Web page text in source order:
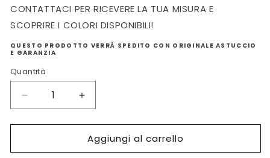
CONTATTACI PER RICEVERE LA TUA MISURA E
SCOPRIRE I COLORI DISPONIBILI!
QUESTO PRODOTTO VERRÀ SPEDITO CON ORIGINALE ASTUCCIO
E GARANZIA
Quantità
Diminuisci
quantità
per
NIHAMA
Aumenta
quantità
per
COLLANA
NIHAMA
Aggiungi al carrello